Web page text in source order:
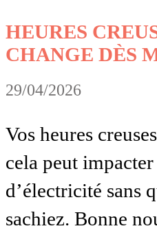
HEURES
CHANGE DÈS
29/04/2026
Vos heures
cela peut
d’électricité sans
sachiez. Bonne